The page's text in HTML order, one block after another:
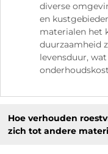
diverse
en
materialen het
duurzaamheid
levensduur,
Hoe verhouden
zich tot andere